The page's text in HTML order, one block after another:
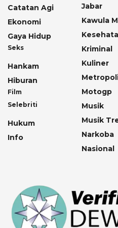
Catatan Agi
Ekonomi
Gaya Hidup
Seks
Hankam
Hiburan
Film
Selebriti
Hukum
Info
Jabar
Kawula
Kriminal
Kuliner
Motogp
Musik
Musik
Narkoba
Nasional